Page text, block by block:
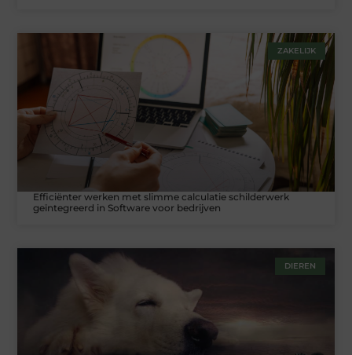
ZAKELIJK
Efficiënter werken met slimme calculatie schilderwerk
geïntegreerd in Software voor bedrijven
DIEREN